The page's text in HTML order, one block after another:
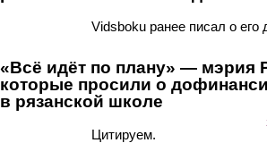
Vidsboku ранее писал о его
«Всё идёт по плану» — мэрия
которые просили о
в рязанской школе
Цитируем.